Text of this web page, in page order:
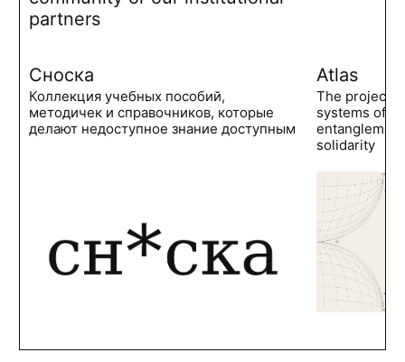
partners
Сноска
Коллекция учебных пособий,
методичек и справочников, которые
делают недоступное знание доступным
Atlas
The project
systems of
solidarity